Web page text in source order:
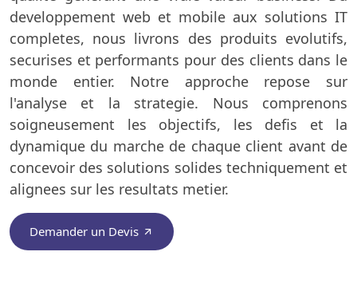
developpement web et mobile aux solutions IT
completes, nous livrons des produits evolutifs,
securises et performants pour des clients dans le
monde entier. Notre approche repose sur
l'analyse et la strategie. Nous comprenons
soigneusement les objectifs, les defis et la
dynamique du marche de chaque client avant de
concevoir des solutions solides techniquement et
alignees sur les resultats metier.
Demander un Devis